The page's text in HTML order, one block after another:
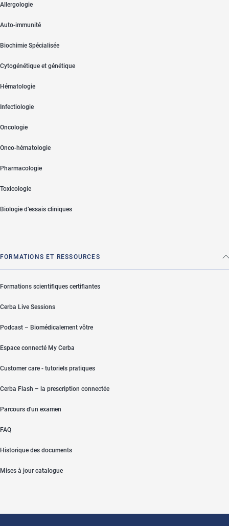
Allergologie
Auto-immunité
Biochimie Spécialisée
Cytogénétique et génétique
Hématologie
Infectiologie
Oncologie
Onco-hématologie
Pharmacologie
Toxicologie
Biologie d’essais cliniques
FORMATIONS ET RESSOURCES
Formations scientifiques certifiantes
Cerba Live Sessions
Podcast – Biomédicalement vôtre
Espace connecté My Cerba
Customer care - tutoriels pratiques
Cerba Flash – la prescription connectée
Parcours d'un examen
FAQ
Historique des documents
Mises à jour catalogue